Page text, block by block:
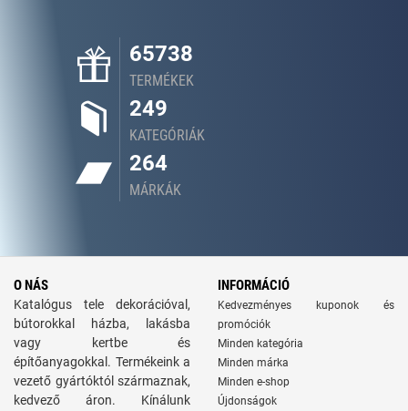
65738
TERMÉKEK
249
KATEGÓRIÁK
264
MÁRKÁK
O NÁS
Katalógus tele dekorációval,
bútorokkal házba, lakásba
vagy kertbe és
építőanyagokkal. Termékeink a
vezető gyártóktól származnak,
kedvező áron. Kínálunk
INFORMÁCIÓ
Kedvezményes kuponok és
promóciók
Minden kategória
Minden márka
Minden e-shop
Újdonságok